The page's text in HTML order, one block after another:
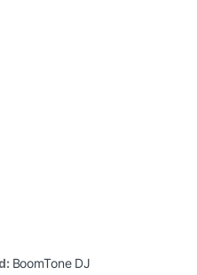
BoomTone DJ